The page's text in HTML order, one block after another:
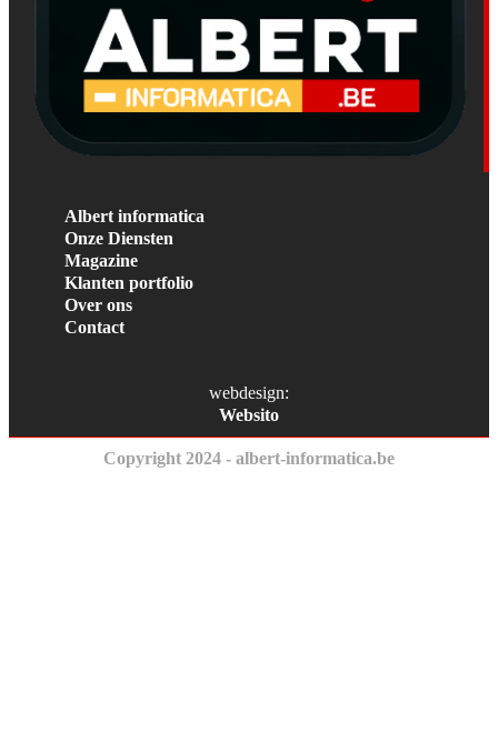
Albert informatica
Onze Diensten
Magazine
Klanten portfolio
Over ons
Contact
webdesign:
Websito
Copyright 2024 - albert-informatica.be